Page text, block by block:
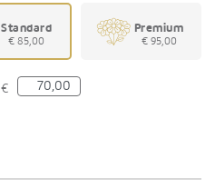
Standard
€ 85,00
Premium
€ 95,00
€